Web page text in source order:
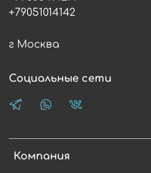
Компания
+79051014142
г Москва
Социальные сети